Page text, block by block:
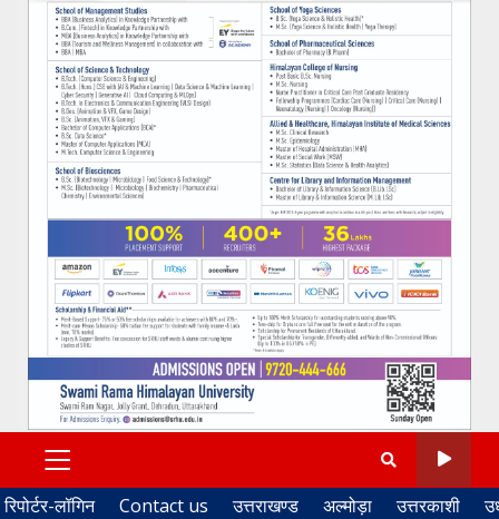
PRIMARY
MENU
रिपोर्टर-लॉगिन Contact us उत्तराखण्ड अल्मोड़ा उत्तरकाशी